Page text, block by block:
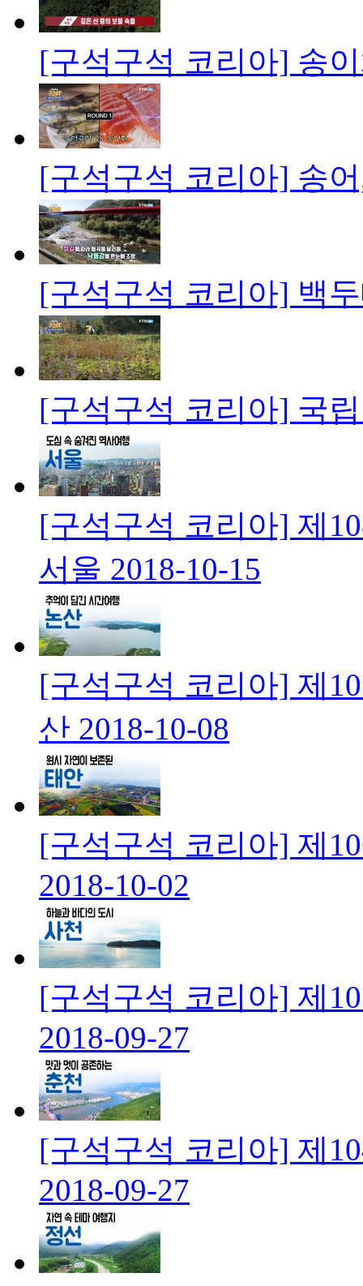
[구석구석 코리아] 송
[구석구석 코리아] 송
[구석구석 코리아] 백
[구석구석 코리아] 국
[구석구석 코리아] 제
서울 2018-10-15
[구석구석 코리아] 제
산 2018-10-08
[구석구석 코리아] 제
2018-10-02
[구석구석 코리아] 제
2018-09-27
[구석구석 코리아] 제
2018-09-27